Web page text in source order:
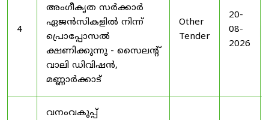
4
അംഗീകൃത സർക്കാർ
ഏജൻസികളിൽ നിന്ന്
പ്രൊപ്പോസൽ
ക്ഷണിക്കുന്നു - സൈലന്റ്
വാലി ഡിവിഷൻ,
മണ്ണാർക്കാട്
Other
Tender
20-
08-
2026
വനംവകുപ്പ്